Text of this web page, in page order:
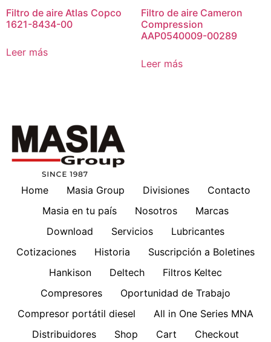
Filtro de aire Atlas Copco
1621-8434-00
Leer más
Filtro de aire Cameron
Compression
AAP0540009-00289
Leer más
Home Masia Group Divisiones
Contacto
Masia en tu país
Nosotros
Marcas
Download
Servicios
Lubricantes
Cotizaciones
Historia
Suscripción a Boletines
Hankison
Deltech
Filtros Keltec
Compresores
Oportunidad de Trabajo
Compresor portátil diesel
All in One Series MNA
Distribuidores
Shop Cart Checkout